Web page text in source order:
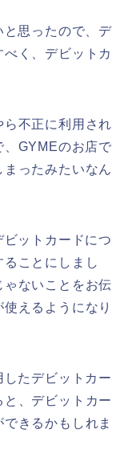
思ったので、デ
く、デビットカ
不正に利用され
、GYMEのお店で
ったみたいなん
ットカードにつ
ことにしまし
ないことをお伝
えるようになり
たデビットカー
と、デビットカー
きるかもしれま